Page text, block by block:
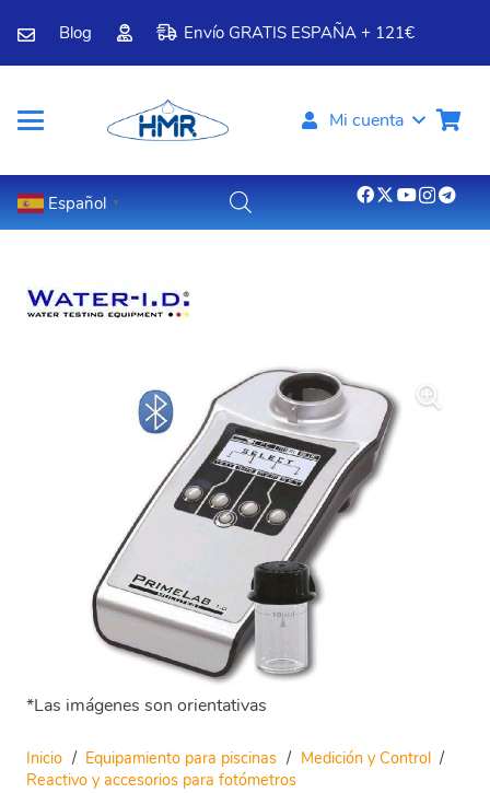
Blog Envío GRATIS ESPAÑA + 121€
Mi cuenta
Español ▼
*Las imágenes son orientativas
Inicio / Equipamiento para piscinas / Medición y Control /
Reactivo y accesorios para fotómetros